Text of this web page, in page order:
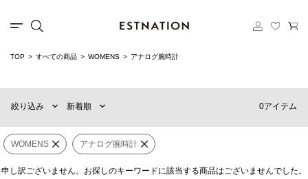
TOP すべての商品 WOMENS アナログ腕時計
WOMENS アナログ腕時計
絞り込み 新着順 0アイテム
WOMENS
新着順
おすすめ順
価格の高い順
60件
90件
申し訳ございません。お探しのキーワードに該当する商品はございませんでした。